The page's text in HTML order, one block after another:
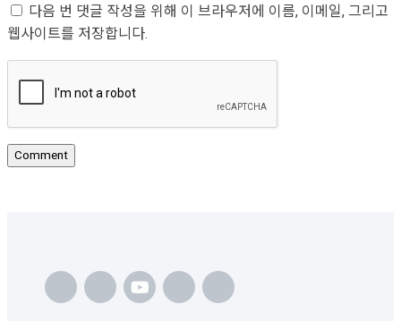
다음 번 댓글 작성을 위해 이 브라우저에 이름, 이메일, 그리고
웹사이트를 저장합니다.